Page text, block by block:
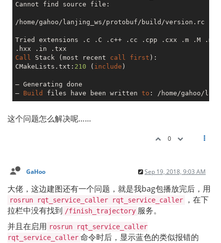
Cannot find source file:
/home/gahoo/lanjing_ws/protobuf/build/version.rc
Tried extensions .c .C .c++ .cc .cpp .cxx .m .M .mm
Call Stack (most recent call first ):
CMakeLists.txt: 210 ( include )
– Generating done
– Build files have been written to : /home/gahoo/
这个问题怎么解决呢……
0
GaHoo Sep 19, 2018, 9:03 AM
大佬，这边建图还有一个问题，就是我bag包播放完后，用
rosrun rqt_service_caller rqt_service_caller
，在下
拉栏中没有找到 /finish_trajectory 服务。
并且在启用 rosrun rqt_service_caller
rqt_service_caller 命令时后，显示蓝色的类似报错的